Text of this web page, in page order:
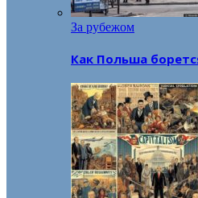
За рубежом
Как Польша